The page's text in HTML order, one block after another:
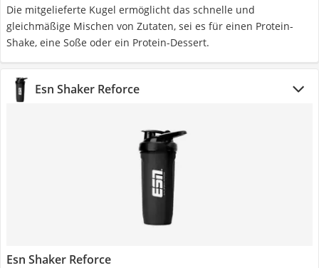
Die mitgelieferte Kugel ermöglicht das schnelle und
gleichmäßige Mischen von Zutaten, sei es für einen Protein-
Shake, eine Soße oder ein Protein-Dessert.
Esn Shaker Reforce
Esn Shaker Reforce